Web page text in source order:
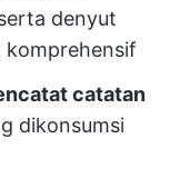
denyut
komprehensif
catatan
dikonsumsi